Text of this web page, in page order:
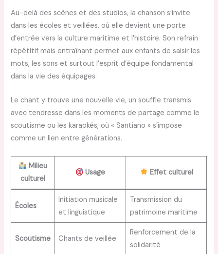
Au-delà des scènes et des studios, la chanson s’invite
dans les écoles et veillées, où elle devient une porte
d’entrée vers la culture maritime et l’histoire. Son refrain
répétitif mais entraînant permet aux enfants de saisir les
mots, les sons et surtout l’esprit d’équipe fondamental
dans la vie des équipages.
Le chant y trouve une nouvelle vie, un souffle transmis
avec tendresse dans les moments de partage comme le
scoutisme ou les karaokés, où « Santiano » s’impose
comme un lien entre générations.
Milieu
culturel
Usage Effet culturel
Écoles
Initiation musicale
et linguistique
Transmission du
patrimoine maritime
Scoutisme Chants de veillée
Renforcement de la
solidarité